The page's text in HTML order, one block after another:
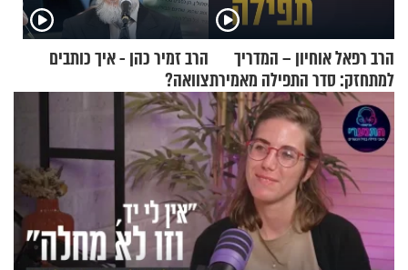
הרב רפאל אוחיון – המדריך
למתחזק: סדר התפילה מאמירת
הקורבנות ועד קריאת שמע
הרב זמיר כהן - איך כותבים
צוואה?